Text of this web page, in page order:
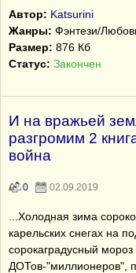
Автор: Katsurini
Жанры: Фэнтези/
Размер: 876 Кб
Статус: Закончен
И на вражьей
разгромим 2
война
0 02.09.2019
...Холодная зима
карельских снегах на
сорокаградусный
ДОТов-"миллионеров",